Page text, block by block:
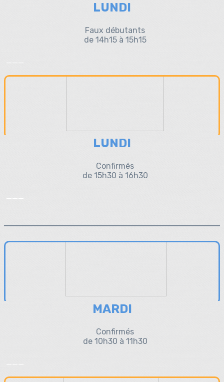
LUNDI
Faux débutants
de 14h15 à 15h15
___
LUNDI
Confirmés
de 15h30 à 16h30
___
MARDI
Confirmés
de 10h30 à 11h30
___